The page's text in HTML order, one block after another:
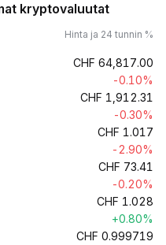
kryptovaluutat
Hinta ja 24 tunnin %
CHF 64,817.00
-0.10%
CHF 1,912.31
-0.30%
CHF 1.017
-2.90%
CHF 73.41
-0.20%
CHF 1.028
+0.80%
CHF 0.999719